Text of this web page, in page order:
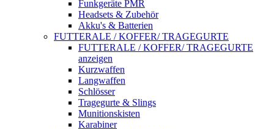
Funkgeräte PMR
Headsets & Zubehör
Akku's & Batterien
FUTTERALE / KOFFER/ TRAGEGURTE
FUTTERALE / KOFFER/ TRAGEGURTE
anzeigen
Kurzwaffen
Langwaffen
Schlösser
Tragegurte & Slings
Munitionskisten
Karabiner